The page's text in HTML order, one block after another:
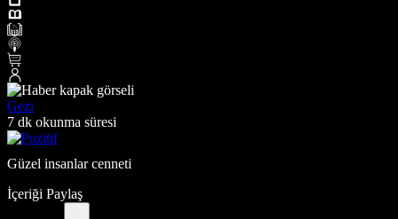
Gezi
7 dk okunma süresi
Güzel insanlar cenneti
İçeriği Paylaş